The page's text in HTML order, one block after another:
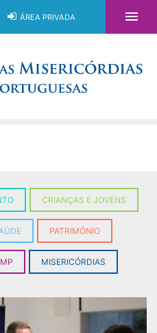
ÁREA PRIVADA 
CRIANÇAS E JOVENS
PATRIMÓNIO
MISERICÓRDIAS